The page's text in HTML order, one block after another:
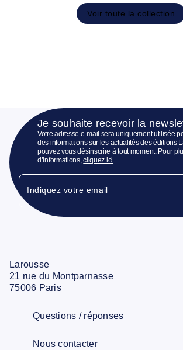
Voir toute la collection
Je souhaite recevoir la
Votre adresse e-mail sera uniquement utilisée
des informations sur les actualités des éditions
pouvez vous désinscrire à tout moment. Pour
d’informations,cliquez ici.
Indiquez votre email
Larousse
21 rue du Montparnasse
75006 Paris
Questions / réponses
Nous contacter